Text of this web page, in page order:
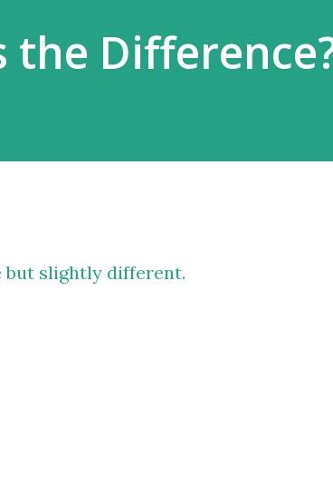
以为，把入札仕様書交给工作人员，
人员告诉我： 入札仕様書最后一页有
效，而是每次领取新的入札仕様書时
the
but slightly different.